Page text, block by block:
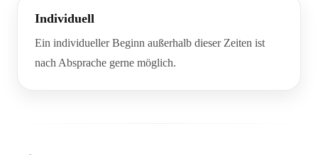
Individuell
Ein individueller Beginn außerhalb dieser Zeiten ist
nach Absprache gerne möglich.